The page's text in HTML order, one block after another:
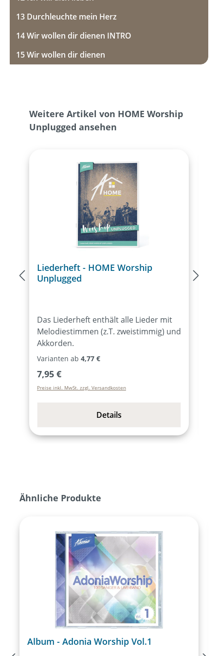
13 Durchleuchte mein Herz
14 Wir wollen dir dienen INTRO
15 Wir wollen dir dienen
Produktgalerie überspringen
Weitere Artikel von HOME Worship
Unplugged ansehen
Liederheft - HOME Worship
Unplugged
Das Liederheft enthält alle Lieder mit
Melodiestimmen (z.T. zweistimmig) und
Akkorden.
Varianten ab 4,77 €
Regulärer Preis:
7,95 €
Preise inkl. MwSt. zzgl. Versandkosten
Details
Produktgalerie überspringen
Ähnliche Produkte
Album - Adonia Worship Vol.1